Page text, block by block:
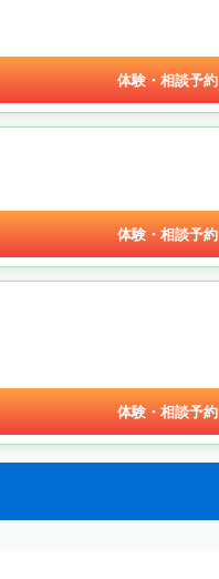
体験・相談予約
体験・相談予約
体験・相談予約